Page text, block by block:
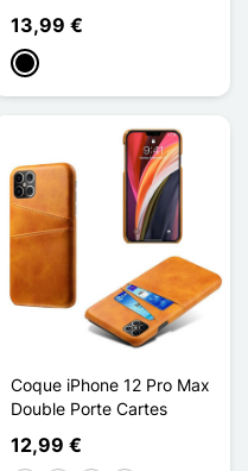
13,99 €
Preto
Coque iPhone 12 Pro Max
Double Porte Cartes
12,99 €